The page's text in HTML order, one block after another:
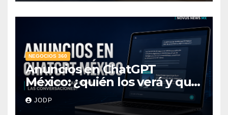
NEGOCIOS 360
Anuncios en ChatGPT
México: ¿quién los verá y qué
pasará con las
conversaciones?
JODP